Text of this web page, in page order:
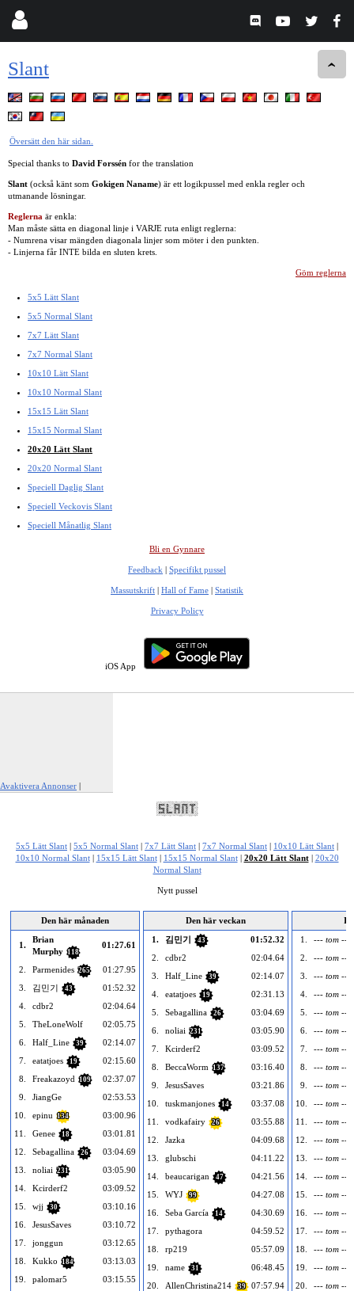
Slant
Översätt den här sidan.
Special thanks to David Forssén for the translation
Slant (också känt som Gokigen Naname) är ett logikpussel med enkla regler och
utmanande lösningar.
Reglerna är enkla:
Man måste sätta en diagonal linje i VARJE ruta enligt reglerna:
- Numrena visar mängden diagonala linjer som möter i den punkten.
- Linjerna får INTE bilda en sluten krets.
Göm reglerna
5x5 Lätt Slant
5x5 Normal Slant
7x7 Lätt Slant
7x7 Normal Slant
10x10 Lätt Slant
10x10 Normal Slant
15x15 Lätt Slant
15x15 Normal Slant
20x20 Lätt Slant
20x20 Normal Slant
Speciell Daglig Slant
Speciell Veckovis Slant
Speciell Månatlig Slant
Bli en Gynnare
Feedback | Specifikt pussel
Massutskrift | Hall of Fame | Statistik
Privacy Policy
iOS App
Avaktivera Annonser |
5x5 Lätt Slant | 5x5 Normal Slant | 7x7 Lätt Slant | 7x7 Normal Slant | 10x10 Lätt Slant |
10x10 Normal Slant| 15x15 Lätt Slant| 15x15 Normal Slant| 20x20 Lätt Slant| 20x20
Normal Slant
Nytt pussel
Den här månaden
1.
Brian
Murphy 118
01:27.61
2. Parmenides 265
01:27.95
3.
김민기 43
01:52.32
4.
cdbr2
02:04.64
5.
TheLoneWolf
02:05.75
6.
Half_Line 39
02:14.07
7.
eatatjoes 19
02:15.60
8.
Freakazoyd 109
02:37.07
9.
JiangGe
02:53.53
10.
epinu 134
03:00.96
11.
Genee 18
03:01.81
12.
Sebagallina 26
03:04.69
13.
noliai 231
03:05.90
14.
Kcirderf2
03:09.52
15.
wjj 30
03:10.16
16.
JesusSaves
03:10.72
17.
jonggun
03:12.65
18.
Kukko 184
03:13.03
19.
palomar5
03:15.55
Den här veckan
1.
김민기 43
01:52.32
2.
cdbr2
02:04.64
3.
Half_Line 39
02:14.07
4.
eatatjoes 19
02:31.13
5.
Sebagallina 26
03:04.69
6.
noliai 231
03:05.90
7.
Kcirderf2
03:09.52
8.
BeccaWorm 137
03:16.40
9.
JesusSaves
03:21.86
10.
tuskmanjones 14
03:37.08
11.
vodkafairy 26
03:55.88
12.
Jazka
04:09.68
13.
glubschi
04:11.22
14.
beaucarigan 47
04:21.56
15.
WYJ 99
04:27.08
16.
Seba García 14
04:30.69
17.
pythagora
04:59.52
18.
rp219
05:57.09
19.
name 31
06:48.45
20.
AllenChristina214 39 07:57.94
1.
--- tom ---
2.
--- tom ---
3.
--- tom ---
4.
--- tom ---
5.
--- tom ---
6.
--- tom ---
7.
--- tom ---
8.
--- tom ---
9.
--- tom ---
10.
--- tom ---
11.
--- tom ---
12.
--- tom ---
13.
--- tom ---
14.
--- tom ---
15.
--- tom ---
16.
--- tom ---
17.
--- tom ---
18.
--- tom ---
19.
--- tom ---
20.
--- tom ---